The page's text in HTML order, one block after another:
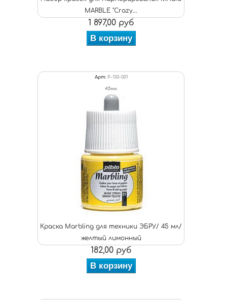
MARBLE "Crazy...
1 897,00 руб
В корзину
Арт: P-130-001
45мл
Краска Marbling для техники ЭБРУ/ 45 мл/
желтый лимонный
182,00 руб
В корзину